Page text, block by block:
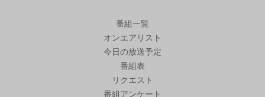
番組一覧
オンエアリスト
今日の放送予定
番組表
リクエスト
番組アンケート